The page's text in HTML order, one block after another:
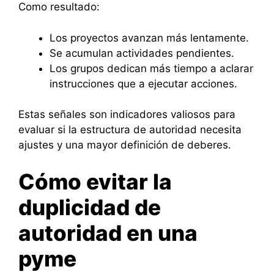
Como resultado:
Los proyectos avanzan más lentamente.
Se acumulan actividades pendientes.
Los grupos dedican más tiempo a aclarar
instrucciones que a ejecutar acciones.
Estas señales son indicadores valiosos para
evaluar si la estructura de autoridad necesita
ajustes y una mayor definición de deberes.
Cómo evitar la
duplicidad de
autoridad en una
pyme